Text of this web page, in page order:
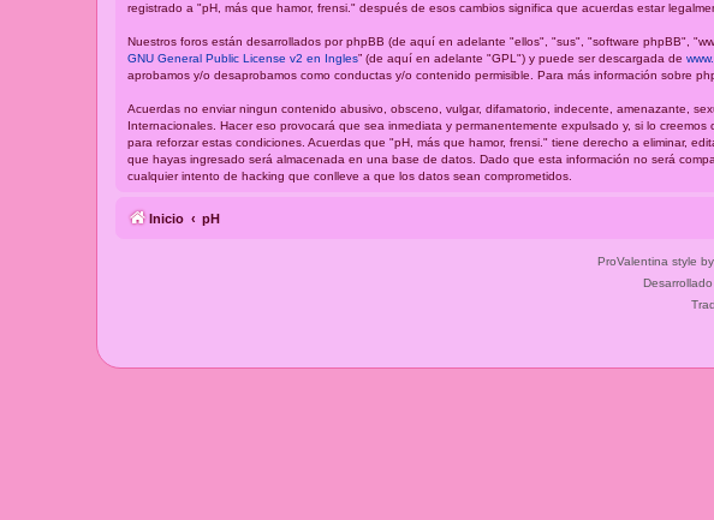
registrado a "pH, más que hamor, frensi." después de esos cambios significa que acuerdas estar
Nuestros foros están desarrollados por phpBB (de aquí en adelante "ellos", "sus", "software phpBB",
GNU General Public License v2 en Ingles” (de aquí en adelante "GPL") y puede ser descargada de
aprobamos y/o desaprobamos como conductas y/o contenido permisible. Para más información sobre
Acuerdas no enviar ningun contenido abusivo, obsceno, vulgar, difamatorio, indecente, amenazante,
Internacionales. Hacer eso provocará que sea inmediata y permanentemente expulsado y, si lo
para reforzar estas condiciones. Acuerdas que "pH, más que hamor, frensi." tiene derecho a eliminar,
que hayas ingresado será almacenada en una base de datos. Dado que esta información no será
cualquier intento de hacking que conlleve a que los datos sean comprometidos.
Inicio pH
ProValentina style by